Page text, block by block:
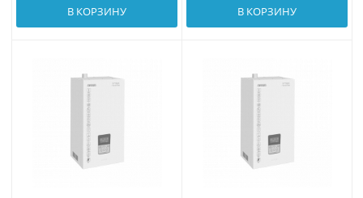
В КОРЗИНУ В КОРЗИНУ